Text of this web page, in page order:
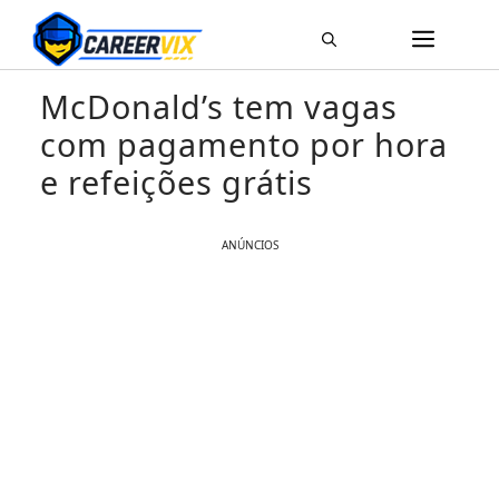
Pular
para
o
conteúdoMcDonald’s tem vagas
com pagamento por hora
e refeições grátis
ANÚNCIOS